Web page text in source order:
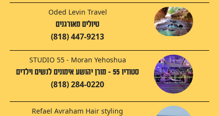
Oded Levin Travel
טיולים מאורגנים
(818) 447-9213
STUDIO 55 - Moran Yehoshua
סטודיו 55 - מורן יהושע אימונים לנשים וילדים
(818) 284-0220
Refael Avraham Hair styling